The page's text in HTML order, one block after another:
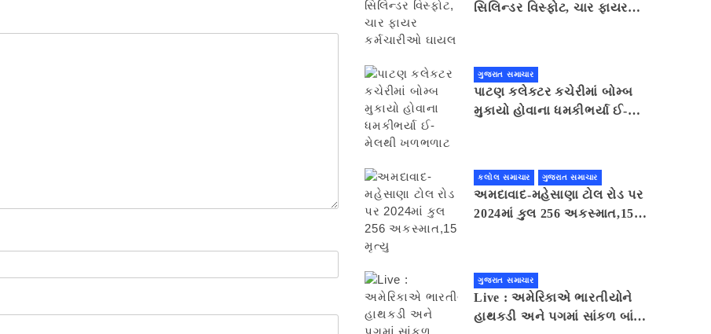
સિલિન્ડર વિસ્ફોટ, ચાર ફાયર
ગુજરાત સમાચાર
પાટણ કલેકટર કચેરીમાં બોમ્બ
મુકાયો હોવાના ધમકીભર્યા ઈ-
કલોલ સમાચાર ગુજરાત સમાચાર
અમદાવાદ-મહેસાણા ટોલ રોડ પર
2024માં કુલ 256 અકસ્માત,15
ગુજરાત સમાચાર
Live : અમેરિકાએ ભારતીયોને
હાથકડી અને પગમાં સાંકળ બાંધી,